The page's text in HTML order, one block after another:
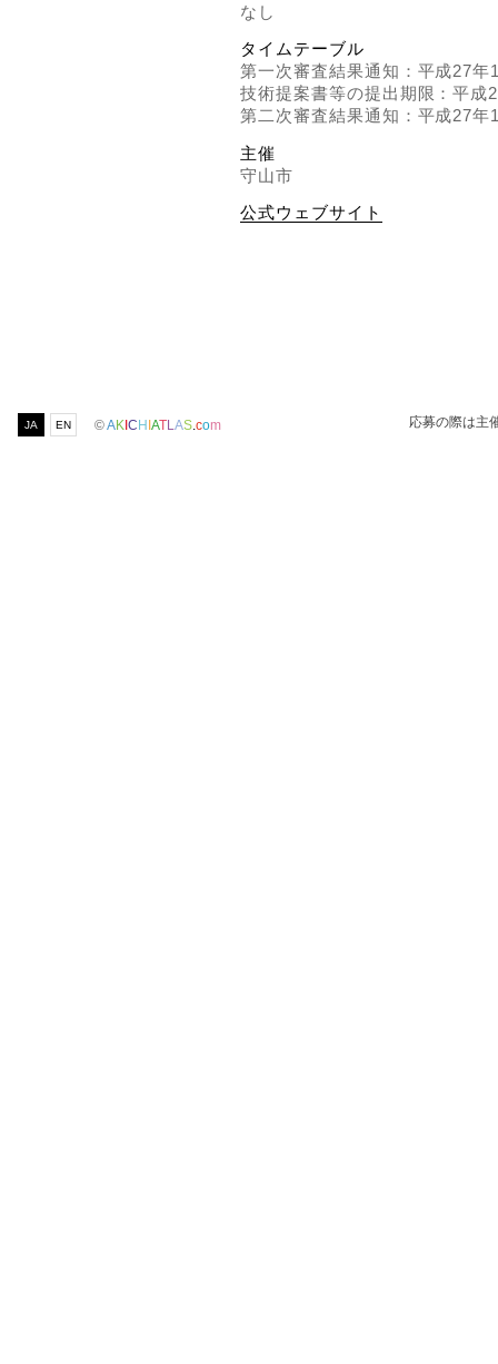
なし
タイムテーブル
第一次審査結果通知：平成27年
技術提案書等の提出期限：平成
第二次審査結果通知：平成27年
主催
守山市
公式ウェブサイト
JA EN ©AK C H ATLAS.com 応募の際は主